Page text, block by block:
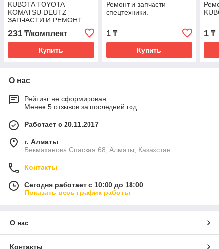
KUBOTA TOYOTA
KOMATSU-DEUTZ
ЗАПЧАСТИ И РЕМОНТ
231 ₸/комплект
Купить
Ремонт и запчасти
спецтехники.
1₸
Купить
1 ₸
О нас
Рейтинг не сформирован
Менее 5 отзывов за последний год
Работает с 20.11.2017
г. Алматы
Бекмаханова Спаская 68, Алматы, Казахстан
Контакты
Сегодня работает с 10:00 до 18:00
Показать весь график работы
О нас
Контакты